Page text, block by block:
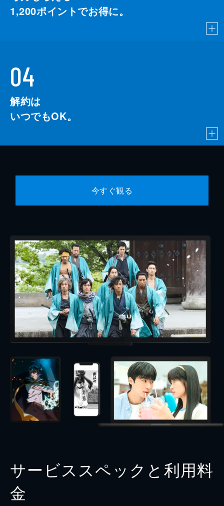
1,200ポイントでお得に。
04
解約は
いつでもOK。
今すぐ観る
サービススペックと利用料
金